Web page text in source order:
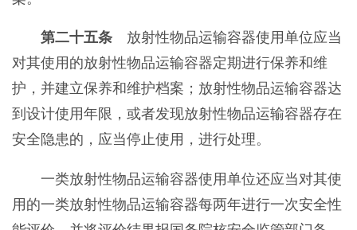
第二十五条放射性物品运输容器使用单位应当
对其使用的放射性物品运输容器定期进行保养和维
护，并建立保养和维护档案；放射性物品运输容器达
到设计使用年限，或者发现放射性物品运输容器存在
安全隐患的，应当停止使用，进行处理。
一类放射性物品运输容器使用单位还应当对其使
用的一类放射性物品运输容器每两年进行一次安全性